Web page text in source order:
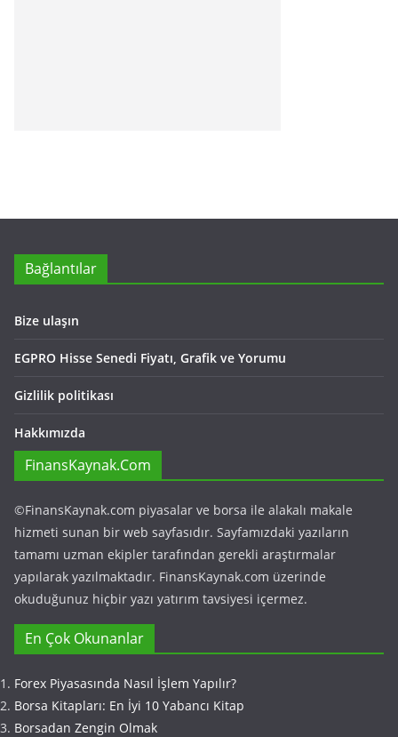
Bağlantılar
Bize ulaşın
EGPRO Hisse Senedi Fiyatı, Grafik ve Yorumu
Gizlilik politikası
Hakkımızda
FinansKaynak.Com
©FinansKaynak.com piyasalar ve borsa ile alakalı makale
hizmeti sunan bir web sayfasıdır. Sayfamızdaki yazıların
tamamı uzman ekipler tarafından gerekli araştırmalar
yapılarak yazılmaktadır. FinansKaynak.com üzerinde
okuduğunuz hiçbir yazı yatırım tavsiyesi içermez.
En Çok Okunanlar
Forex Piyasasında Nasıl İşlem Yapılır?
Borsa Kitapları: En İyi 10 Yabancı Kitap
Borsadan Zengin Olmak